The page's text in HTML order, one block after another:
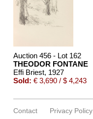
Auction 456 - Lot 162
THEODOR FONTANE
Effi Briest, 1927
Sold: € 3,690 / $ 4,243
Contact Privacy Policy